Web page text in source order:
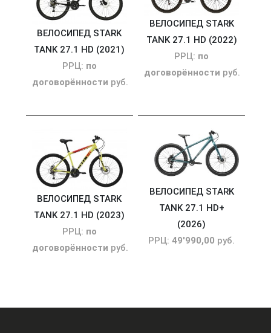
ВЕЛОСИПЕД STARK
TANK 27.1 HD (2021)
РРЦ: по
договорённости руб.
ВЕЛОСИПЕД STARK
TANK 27.1 HD (2022)
РРЦ: по
договорённости руб.
ВЕЛОСИПЕД STARK
TANK 27.1 HD (2023)
РРЦ: по
договорённости руб.
ВЕЛОСИПЕД STARK
TANK 27.1 HD+
(2026)
РРЦ:49'990,00 руб.